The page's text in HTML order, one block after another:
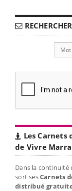
Les Carnets
de Vivre
Dans la continuité
sort sesCarnets
distribué